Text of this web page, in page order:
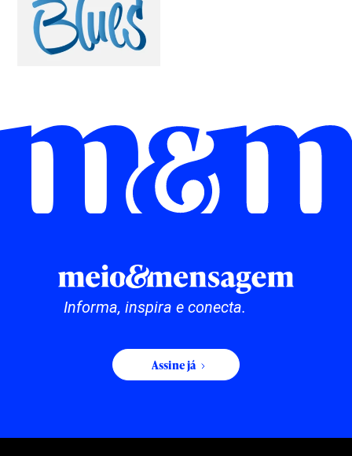
Informa, inspira e conecta.
Assine já